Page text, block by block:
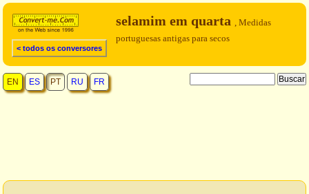
< todos os conversores
selamim em quarta , Medidas
portuguesas antigas para secos
EN ES PT RU FR